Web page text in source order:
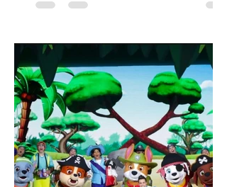
laboral en Chile. En un contexto donde el
experiencias laborales forman parte de la
realidad de miles de trabajadores, Trabajo
de Monos – Reflexiones de la Selva
Corporativa, del autor Mauricio Eduardo
Medina, ha trascendido el ámbito editorial